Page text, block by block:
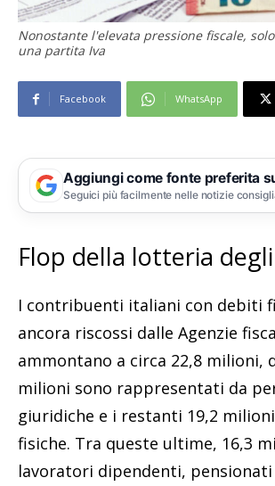
Nonostante l'elevata pressione fiscale,
una partita Iva
Facebook WhatsApp
Aggiungi come fonte preferita
Seguici più facilmente nelle notizie
Flop della lotteria
I contribuenti italiani con debiti
ancora riscossi dalle Agenzie
ammontano a circa 22,8 milioni,
milioni sono rappresentati da
giuridiche e i restanti 19,2
fisiche. Tra queste ultime, 16,3
lavoratori dipendenti,